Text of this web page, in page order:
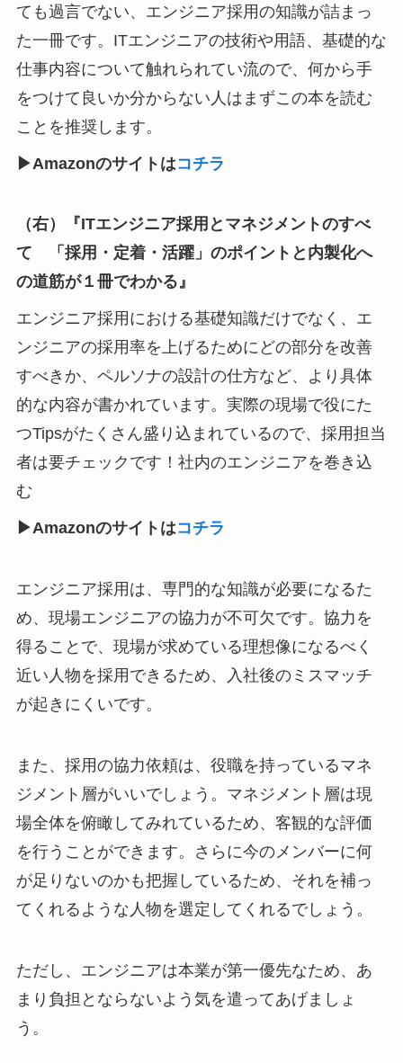
ても過言でない、エンジニア採用の知識が詰まっ
た一冊です。ITエンジニアの技術や用語、基礎的な
仕事内容について触れられてい流ので、何から手
をつけて良いか分からない人はまずこの本を読む
ことを推奨します。
▶︎Amazonのサイトはコチラ
（右）『ITエンジニア採用とマネジメントのすべ
て 「採用・定着・活躍」のポイントと内製化へ
の道筋が１冊でわかる』
エンジニア採用における基礎知識だけでなく、エ
ンジニアの採用率を上げるためにどの部分を改善
すべきか、ペルソナの設計の仕方など、より具体
的な内容が書かれています。実際の現場で役にた
つTipsがたくさん盛り込まれているので、採用担当
者は要チェックです！社内のエンジニアを巻き込
む
▶︎Amazonのサイトはコチラ
エンジニア採用は、専門的な知識が必要になるた
め、現場エンジニアの協力が不可欠です。協力を
得ることで、現場が求めている理想像になるべく
近い人物を採用できるため、入社後のミスマッチ
が起きにくいです。
また、採用の協力依頼は、役職を持っているマネ
ジメント層がいいでしょう。マネジメント層は現
場全体を俯瞰してみれているため、客観的な評価
を行うことができます。さらに今のメンバーに何
が足りないのかも把握しているため、それを補っ
てくれるような人物を選定してくれるでしょう。
ただし、エンジニアは本業が第一優先なため、あ
まり負担とならないよう気を遣ってあげましょ
う。